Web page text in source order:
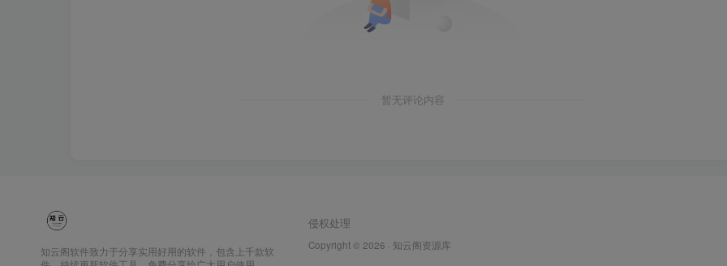
暂无评论内容
知云阁软件致力于分享实用好用的软件，包含上千款软
侵权处理
Copyright © 2026 · 知云阁资源库